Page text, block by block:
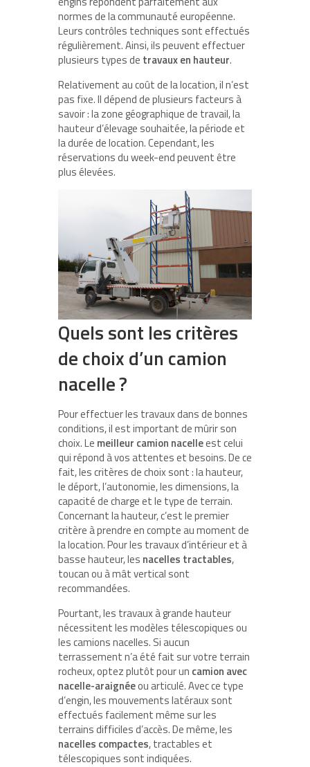
normes de la communauté européenne.
Leurs contrôles techniques sont effectués
régulièrement. Ainsi, ils peuvent effectuer
plusieurs types de travaux en hauteur.
Relativement au coût de la location, il n’est
pas fixe. Il dépend de plusieurs facteurs à
savoir : la zone géographique de travail, la
hauteur d’élevage souhaitée, la période et
la durée de location. Cependant, les
réservations du week-end peuvent être
plus élevées.
Quels sont les critères
de choix d’un camion
nacelle ?
Pour effectuer les travaux dans de bonnes
conditions, il est important de mûrir son
choix. Le meilleur camion nacelleest celui
qui répond à vos attentes et besoins. De ce
fait, les critères de choix sont : la hauteur,
le déport, l’autonomie, les dimensions, la
capacité de charge et le type de terrain.
Concernant la hauteur, c’est le premier
critère à prendre en compte au moment de
la location. Pour les travaux d’intérieur et à
basse hauteur, les nacelles tractables,
toucan ou à mât vertical sont
recommandées.
Pourtant, les travaux à grande hauteur
nécessitent les modèles télescopiques ou
les camions nacelles. Si aucun
terrassement n’a été fait sur votre terrain
rocheux, optez plutôt pour un camion avec
nacelle-araignéeou articulé. Avec ce type
d’engin, les mouvements latéraux sont
effectués facilement même sur les
terrains difficiles d’accès. De même, les
nacelles compactes, tractables et
télescopiques sont indiquées.